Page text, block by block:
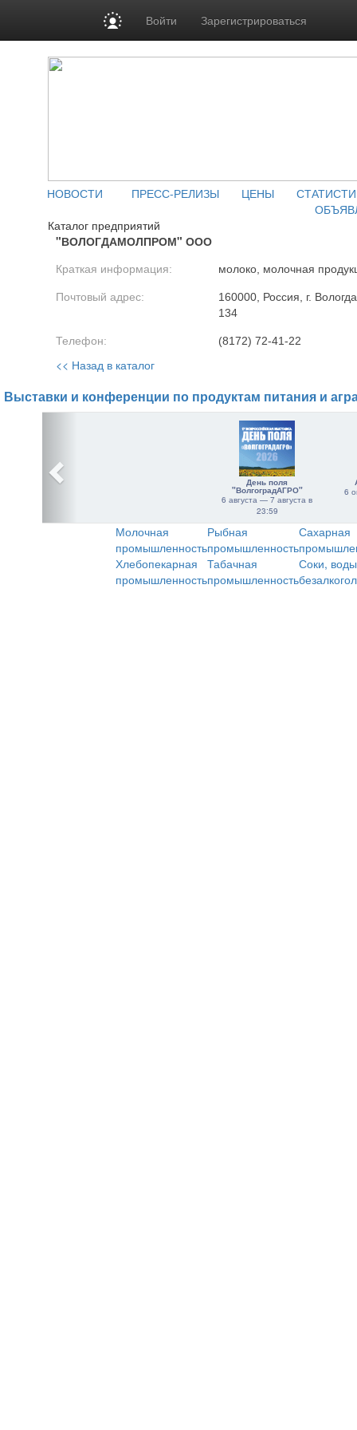
Войти Зарегистрироваться
НОВОСТИ ПРЕСС-РЕЛИЗЫ ЦЕНЫ
Каталог предприятий
"ВОЛОГДАМОЛПРОМ" ООО
Краткая информация: молоко, молочная
Почтовый адрес:
160000, Россия, г.
134
Телефон: (8172) 72-41-22
<< Назад в каталог
Выставки и конференции по продуктам питания и
День поля
"ВолгоградАГРО"
6 августа — 7 августа в
23:59
6
Молочная
промышленность
Рыбная
промышленность
Сахарная
Хлебопекарная
промышленность
Табачная
промышленность
Соки,